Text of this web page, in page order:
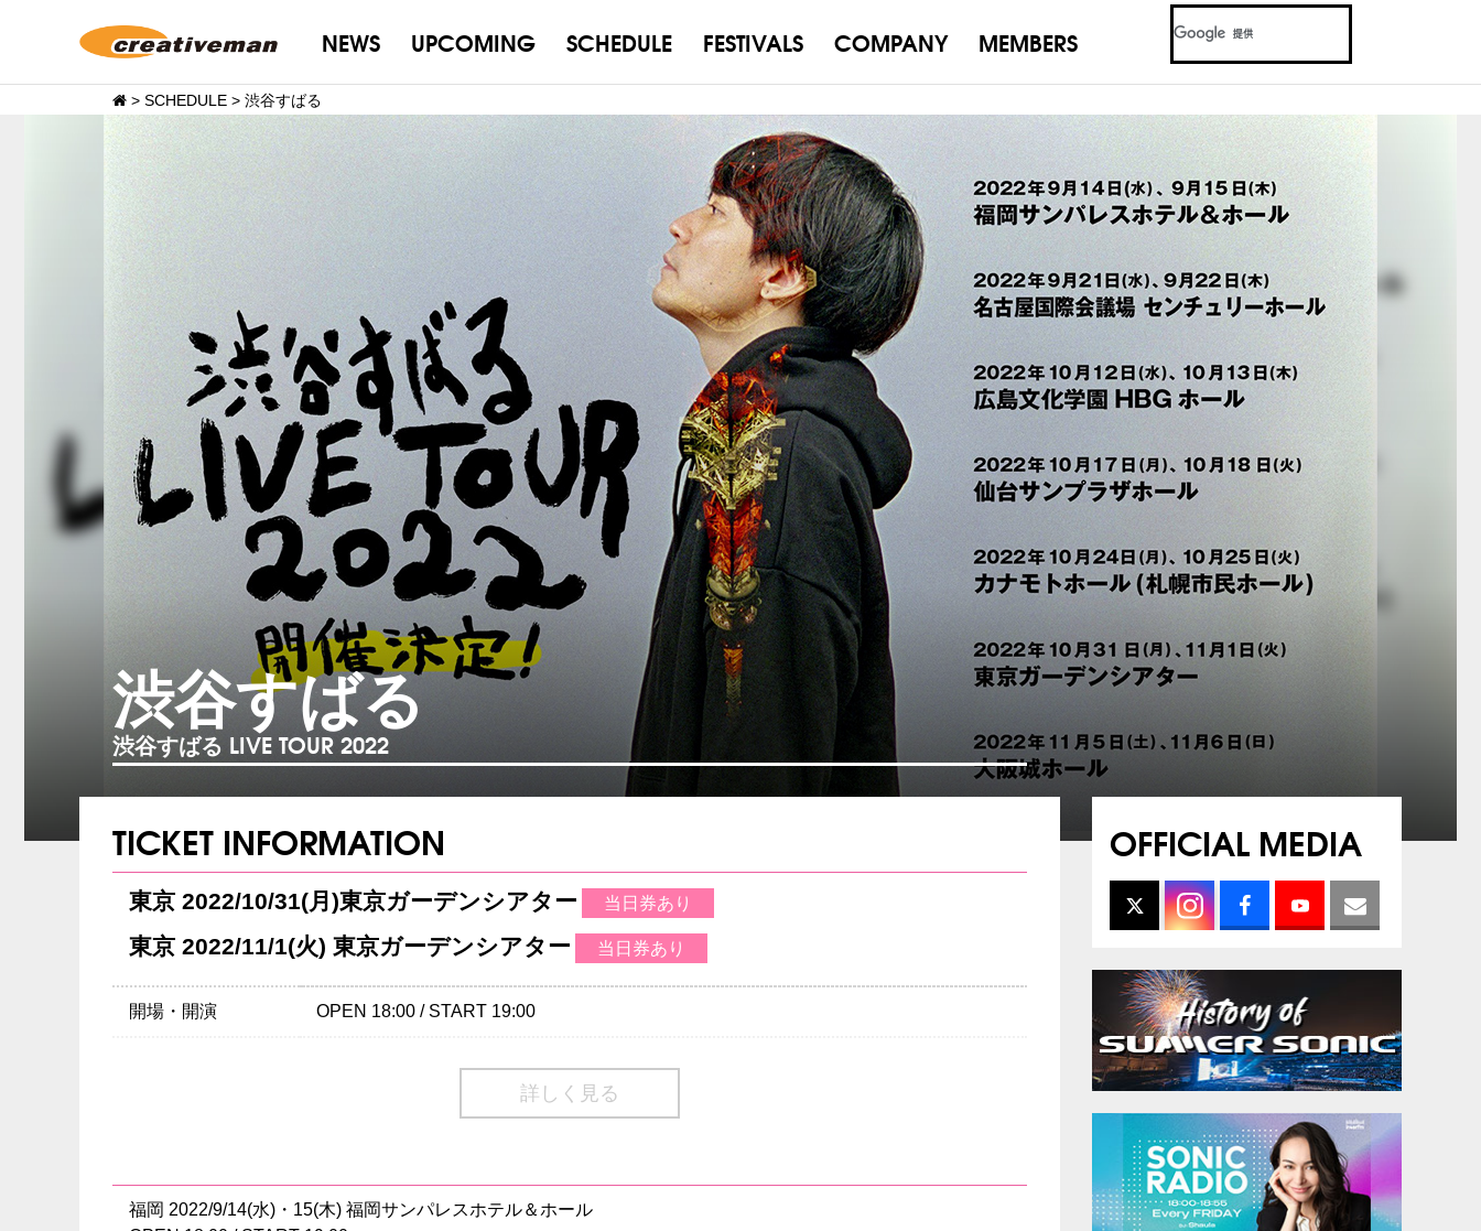
NEWS UPCOMING SCHEDULE FESTIVALS COMPANY MEMBERS
> SCHEDULE > 渋谷すばる
渋谷すばる
渋谷すばる LIVE TOUR 2022
TICKET INFORMATION
東京 2022/10/31(月)東京ガーデンシアター 当日券あり
東京 2022/11/1(火) 東京ガーデンシアター 当日券あり
開場・開演 OPEN 18:00 / START 19:00
18:00～会場当日券売り場にて販売
￥8,300（全席指定/税込）
￥8,300（全席指定/税込）
詳しく見る
福岡 2022/9/14(水)・15(木) 福岡サンパレスホテル＆ホール
OFFICIAL MEDIA